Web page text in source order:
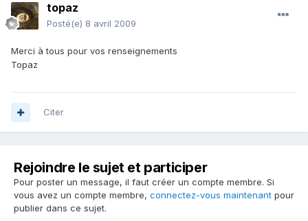
topaz
Posté(e) 8 avril 2009
Merci à tous pour vos renseignements
Topaz
Citer
Rejoindre le sujet et participer
Pour poster un message, il faut créer un compte membre. Si
vous avez un compte membre, connectez-vous maintenant pour
publier dans ce sujet.